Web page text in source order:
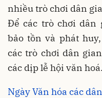
nhiều trò chơi dân
Để các trò chơi dân
bảo tồn và phát
các trò chơi dân
các dịp lễ hội văn hoá.
Ngày Văn hóa các